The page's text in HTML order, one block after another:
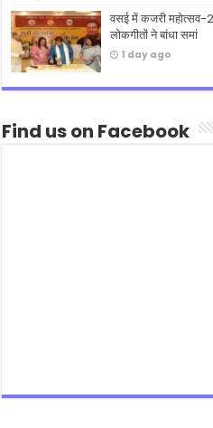
वसई में कजरी
लोकगीतों ने बांधा समां
1 day ago
Find us on Facebook